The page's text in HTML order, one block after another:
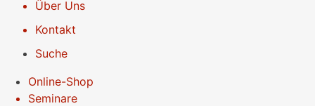
Über Uns
Kontakt
Suche
Online-Shop
Seminare